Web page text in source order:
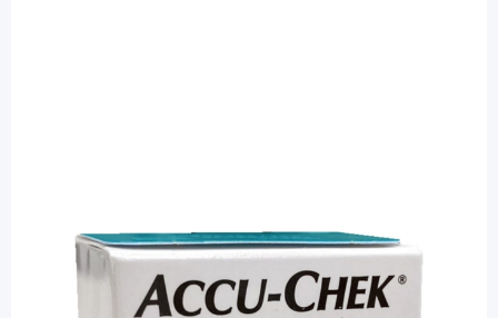
Accu-Chek
Accu-Chek Instant Teststreifen -